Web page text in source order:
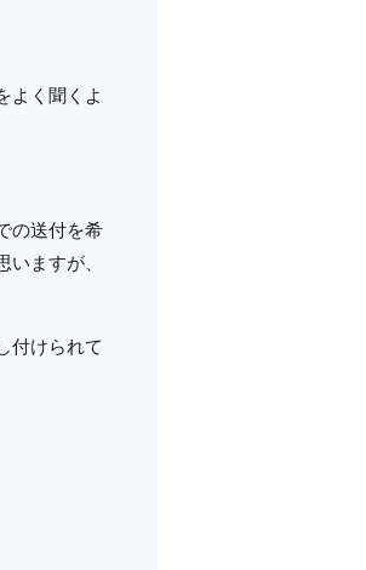
よく聞くよ
の送付を希
ますが、
付けられて